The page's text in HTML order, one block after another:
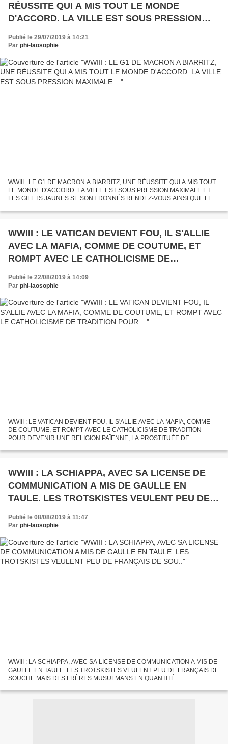
RÉUSSITE QUI A MIS TOUT LE MONDE
D'ACCORD. LA VILLE EST SOUS PRESSION
MAXIMALE ...
Publié le 29/07/2019 à 14:21
Par phi-laosophie
WWIII : LE G1 DE MACRON A BIARRITZ, UNE RÉUSSITE QUI A MIS TOUT
LE MONDE D'ACCORD. LA VILLE EST SOUS PRESSION MAXIMALE ET
LES GILETS JAUNES SE SONT DONNÉS RENDEZ-VOUS AINSI QUE LES
WWIII : LE VATICAN DEVIENT FOU, IL S'ALLIE
AVEC LA MAFIA, COMME DE COUTUME, ET
ROMPT AVEC LE CATHOLICISME DE
Publié le 22/08/2019 à 14:09
Par phi-laosophie
WWIII : LE VATICAN DEVIENT FOU, IL S'ALLIE AVEC LA MAFIA, COMME
DE COUTUME, ET ROMPT AVEC LE CATHOLICISME DE TRADITION
POUR DEVENIR UNE RELIGION PAÏENNE, LA PROSTITUÉE DE
rédacteurs dans...
WWIII : LA SCHIAPPA, AVEC SA LICENSE DE
COMMUNICATION A MIS DE GAULLE EN
TAULE. LES TROTSKISTES VEULENT PEU DE
FRANÇAIS DE SOU..
Publié le 08/08/2019 à 11:47
Par phi-laosophie
WWIII : LA SCHIAPPA, AVEC SA LICENSE DE COMMUNICATION A MIS DE
GAULLE EN TAULE. LES TROTSKISTES VEULENT PEU DE FRANÇAIS DE
SOUCHE MAIS DES FRÈRES MUSULMANS EN QUANTITÉ
DÉLIT D'ISLAMOPHOBIE. Publié...